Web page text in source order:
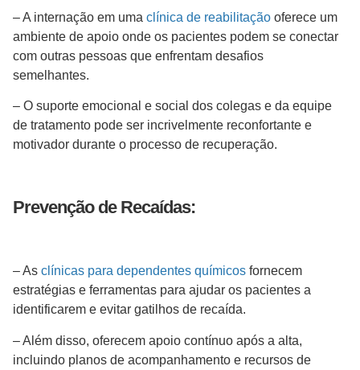
– A internação em uma clínica de reabilitação oferece um
ambiente de apoio onde os pacientes podem se conectar
com outras pessoas que enfrentam desafios
semelhantes.
– O suporte emocional e social dos colegas e da equipe
de tratamento pode ser incrivelmente reconfortante e
motivador durante o processo de recuperação.
Prevenção de Recaídas:
– As clínicas para dependentes químicos fornecem
estratégias e ferramentas para ajudar os pacientes a
identificarem e evitar gatilhos de recaída.
– Além disso, oferecem apoio contínuo após a alta,
incluindo planos de acompanhamento e recursos de